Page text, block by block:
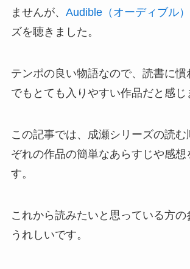
ませんが、 Audible（オーディブル）
ズを聴きました。
テンポの良い物語なので、読書に慣
でもとても入りやすい作品だと感じ
この記事では、成瀬シリーズの読
ぞれの作品の簡単なあらすじや感想
す。
これから読みたいと思っている方
うれしいです。